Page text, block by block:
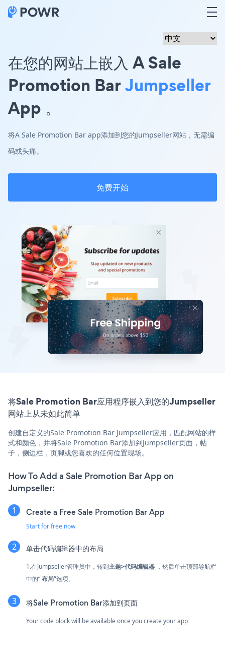
在您的网站上嵌入 A Sale
Promotion BarJumpseller
App 。
将A Sale Promotion Bar app添加到您的Jumpseller网站，无需编
码或头痛。
免费开始
将Sale Promotion Bar应用程序嵌入到您的Jumpseller
网站上从未如此简单
创建自定义的Sale Promotion Bar Jumpseller应用，匹配网站的样
式和颜色，并将Sale Promotion Bar添加到Jumpseller页面，帖
子，侧边栏，页脚或您喜欢的任何位置现场。
How To Add a Sale Promotion Bar App on
Jumpseller:
Create a Free Sale Promotion Bar App
Start for free now
单击代码编辑器中的布局
1.在Jumpseller管理员中，转到主题>代码编辑器 ，然后单击顶部导航栏
中的“布局”选项。
将Sale Promotion Bar添加到页面
Your code block will be available once you create your app